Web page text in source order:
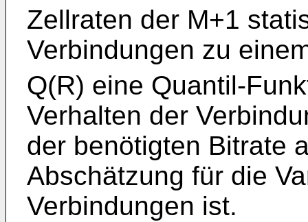
Zellraten der M+1
Verbindungen zu
Q(R) eine Quantil-
Verhalten der
der benötigten Bitrate
Abschätzung für die
Verbindungen ist.